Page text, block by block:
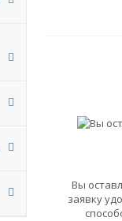
Вы
заявку